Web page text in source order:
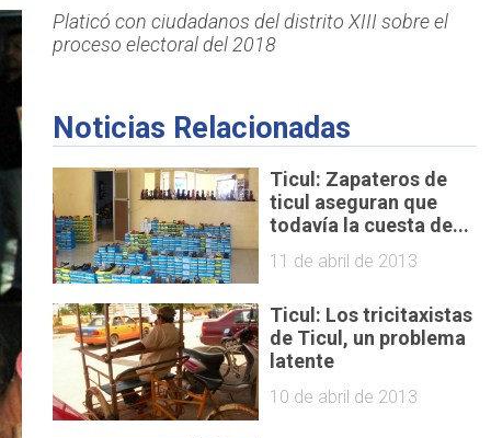
Platicó con ciudadanos del distrito XIII sobre el
proceso electoral del 2018
Noticias Relacionadas
Ticul: Zapateros de
ticul aseguran que
todavía la cuesta de...
11 de abril de 2013
Ticul: Los tricitaxistas
de Ticul, un problema
latente
10 de abril de 2013